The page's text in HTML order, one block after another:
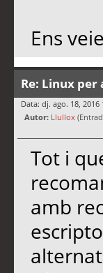
Ens
Re: Linux per
Data: dj. ago. 18, 2016
Autor: Llullox
Tot i
amb